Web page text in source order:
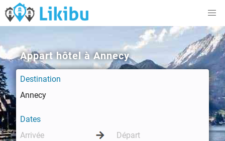
Appart hôtel à Annecy
Destination
Dates